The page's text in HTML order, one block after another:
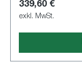
339,60 €
exkl. MwSt.